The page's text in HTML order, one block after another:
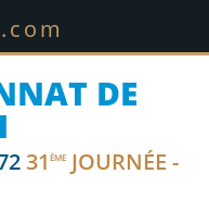
.com
DE
31 ÈME JOURNÉE -